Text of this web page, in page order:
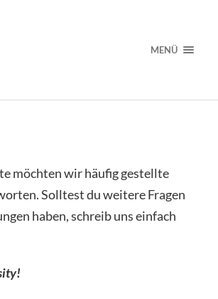
MENÜ
möchten wir häufig gestellte
Solltest du weitere Fragen
haben, schreib uns einfach